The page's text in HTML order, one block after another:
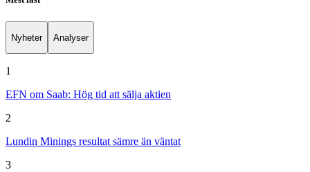
Nyheter Analyser
1
EFN om Saab: Hög tid att sälja aktien
2
Lundin Minings resultat sämre än väntat
3